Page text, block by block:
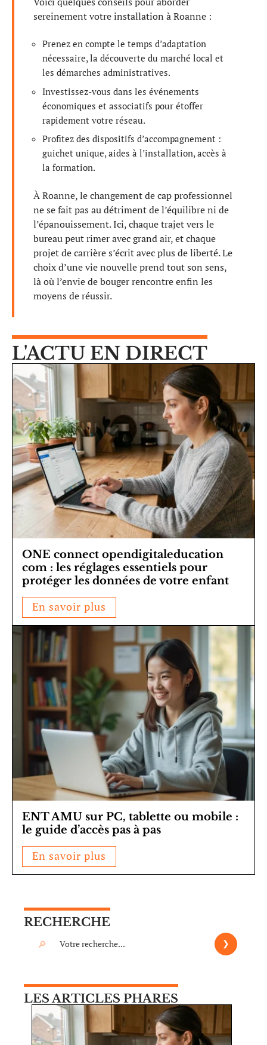
sereinement votre installation à Roanne :
Prenez en compte le temps d’adaptation
nécessaire, la découverte du marché local et
les démarches administratives.
Investissez-vous dans les événements
économiques et associatifs pour étoffer
rapidement votre réseau.
Profitez des dispositifs d’accompagnement :
guichet unique, aides à l’installation, accès à
la formation.
À Roanne, le changement de cap professionnel
ne se fait pas au détriment de l’équilibre ni de
l’épanouissement. Ici, chaque trajet vers le
bureau peut rimer avec grand air, et chaque
projet de carrière s’écrit avec plus de liberté. Le
choix d’une vie nouvelle prend tout son sens,
là où l’envie de bouger rencontre enfin les
moyens de réussir.
L'ACTU EN DIRECT
ONE connect opendigitaleducation
com : les réglages essentiels pour
protéger les données de votre enfant
En savoir plus
ENT AMU sur PC, tablette ou mobile :
le guide d’accès pas à pas
En savoir plus
RECHERCHE
LES ARTICLES PHARES